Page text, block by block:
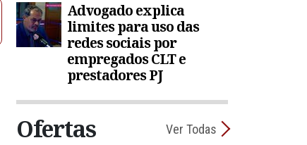
Advogado explica
limites para uso das
redes sociais por
empregados CLT e
prestadores PJ
Ofertas Ver Todas